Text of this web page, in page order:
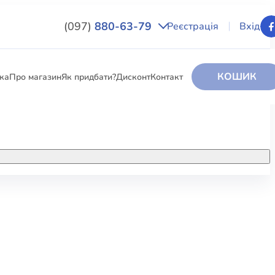
(097) 880-63-79 Реєстрація Вхід
Про магазинЯк придбати?ДисконтКонтакт КОШИК